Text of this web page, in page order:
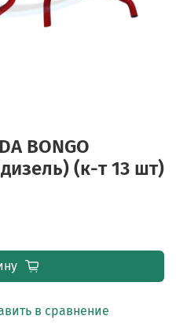
BONGO
(к-т 13 шт)
в сравнение